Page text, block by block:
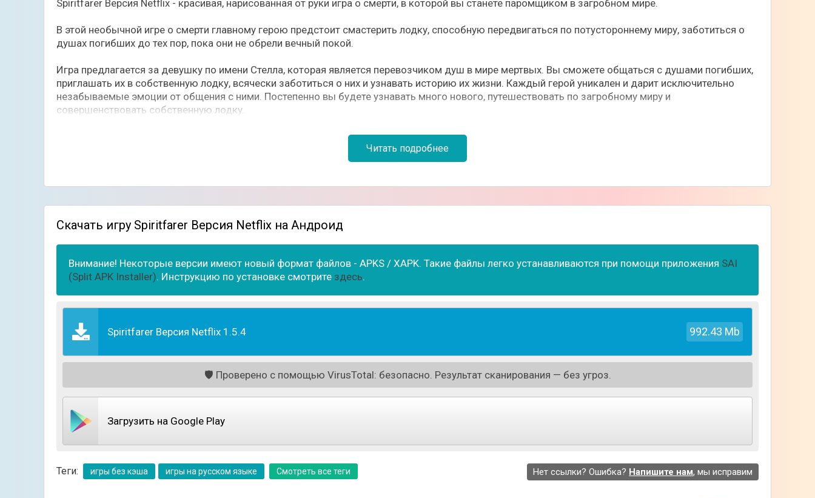
Spiritfarer Версия Netflix - красивая, нарисованная от руки игра о смерти, в которой вы станете паромщиком в загробном мире.
В этой необычной игре о смерти главному герою предстоит смастерить лодку, способную передвигаться по потустороннему миру, заботиться о
душах погибших до тех пор, пока они не обрели вечный покой.
Игра предлагается за девушку по имени Стелла, которая является перевозчиком душ в мире мертвых. Вы сможете общаться с душами погибших,
приглашать их в собственную лодку, всячески заботиться о них и узнавать историю их жизни. Каждый герой уникален и дарит исключительно
незабываемые эмоции от общения с ними. Постепенно вы будете узнавать много нового, путешествовать по загробному миру и
совершенствовать собственную лодку.
Игровой процесс неограничен диалогами и управлением лодкой, Стелла будет: ловить рыбу, заниматься добычей руды, собирать урожай,
готовить вкусную еду, изготавливать недостающие инструменты и многое другое. В игре также предусмотрены уровни, напоминающие
классические платформеры, где нужно бегать, прыгать, скользить под преградами и исследовать опасные локации, наполненные преградами. По
Особенности игры:
Поиск и сбор ресурсов;
Большой набор предметов и инструментов для улучшения лодки;
Медитативный игровой процесс.
Читать подробнее
Скачать игру Spiritfarer Версия Netflix на Андроид
Внимание! Некоторые версии имеют новый формат файлов - APKS / XAPK. Такие файлы легко устанавливаются при помощи приложения SAI
(Split APK Installer). Инструкцию по установке смотрите здесь.
Spiritfarer Версия Netflix 1.5.4 992.43 Mb
🛡️ Проверено с помощью VirusTotal: безопасно. Результат сканирования — без угроз.
Загрузить на Google Play
Теги: игры без кэша игры на русском языке Смотреть все теги Нет ссылки? Ошибка? Напишите нам, мы исправим